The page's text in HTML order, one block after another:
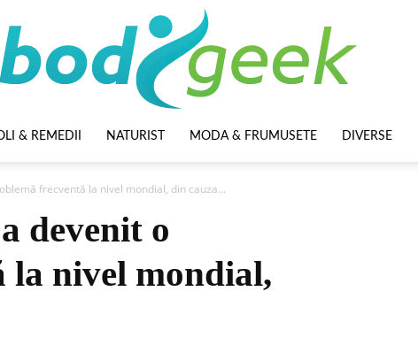
& REMEDII NATURIST MODA & FRUMUSETE DIVERSE
frecventă la nivel mondial, din cauza...
devenit o
la nivel mondial,